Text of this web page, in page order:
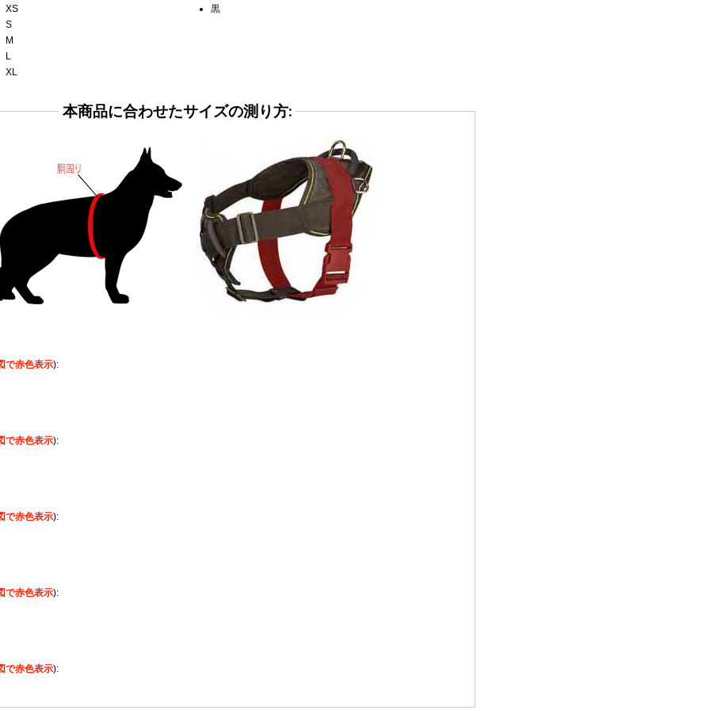
XS
S
M
L
XL
黒
本商品に合わせたサイズの測り方:
で赤色表示):
で赤色表示):
で赤色表示):
で赤色表示):
で赤色表示):